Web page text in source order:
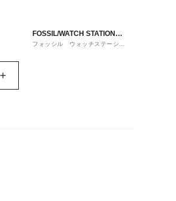
FOSSIL/WATCH STATION
INTERNATIONAL
フォッシル ウォッチステーショ